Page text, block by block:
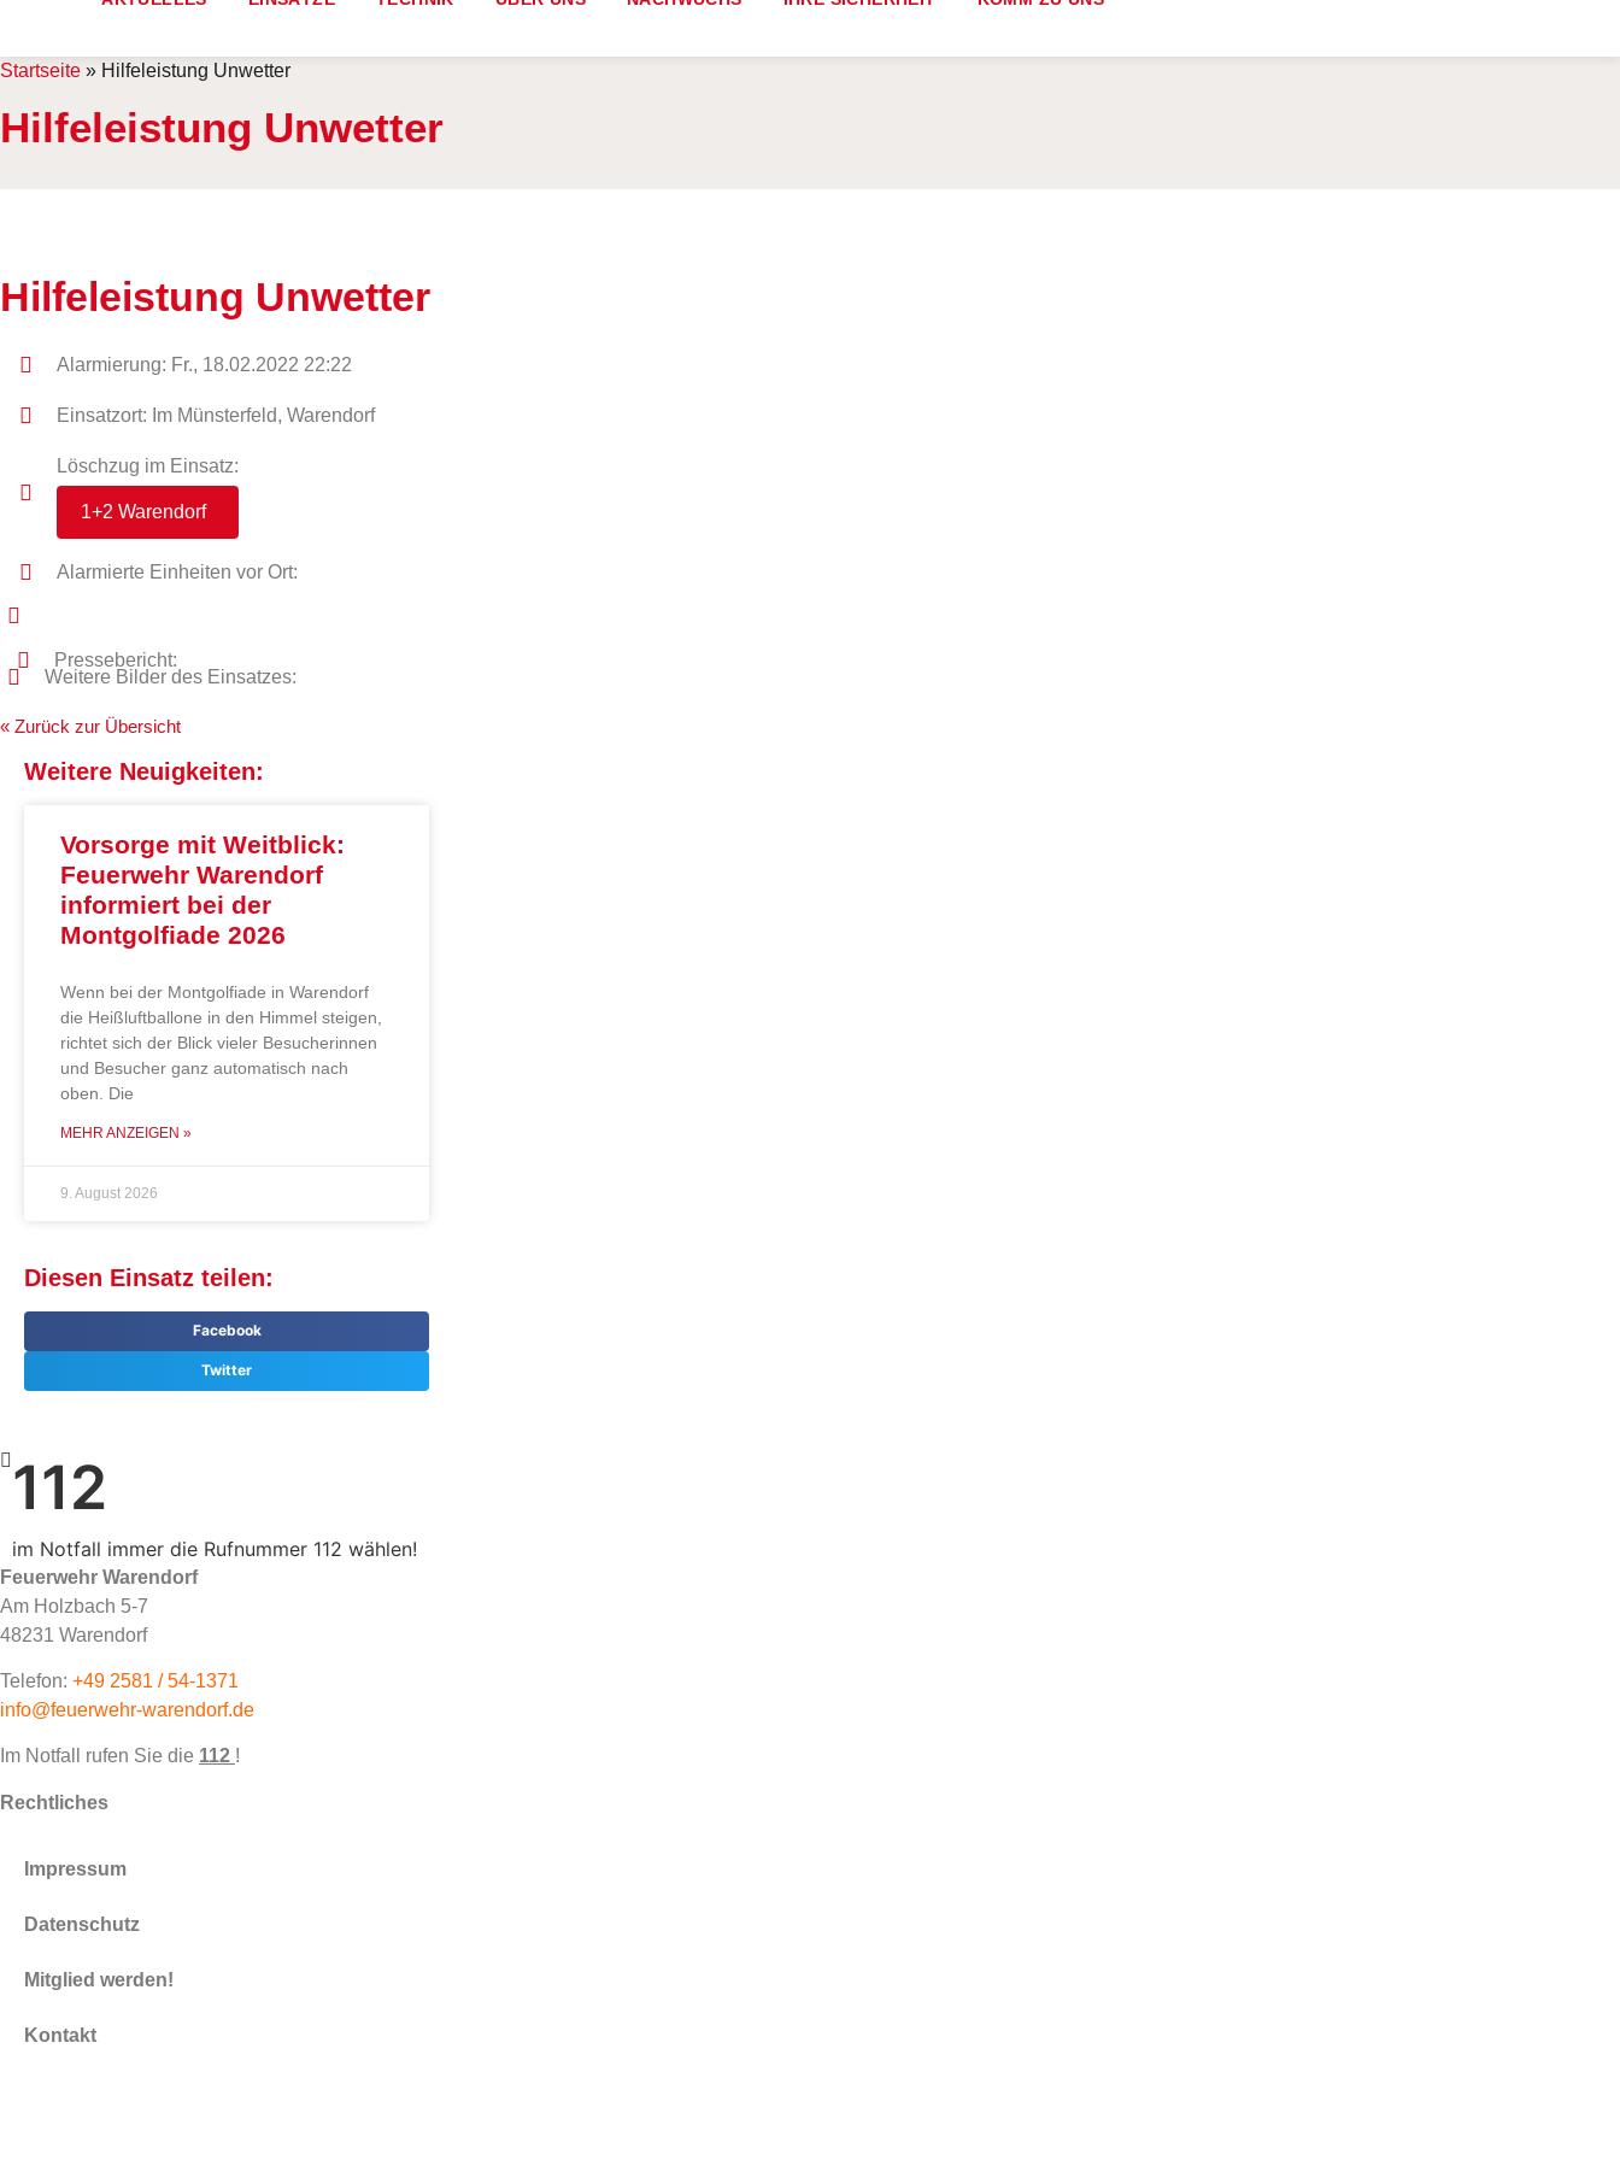
Startseite » Hilfeleistung Unwetter
Hilfeleistung Unwetter
Hilfeleistung Unwetter
Alarmierung: Fr., 18.02.2022 22:22
Einsatzort: Im Münsterfeld, Warendorf
Löschzug im Einsatz:
1+2 Warendorf
Alarmierte Einheiten vor Ort:
Pressebericht:
Weitere Bilder des Einsatzes:
« Zurück zur Übersicht
Weitere Neuigkeiten:
Vorsorge mit Weitblick:
Feuerwehr Warendorf
informiert bei der
Montgolfiade 2026
Wenn bei der Montgolfiade in Warendorf
die Heißluftballone in den Himmel steigen,
richtet sich der Blick vieler Besucherinnen
und Besucher ganz automatisch nach
oben. Die
MEHR ANZEIGEN »
9. August 2026
Diesen Einsatz teilen:
Facebook
Twitter
112
im Notfall immer die Rufnummer 112 wählen!
Feuerwehr Warendorf
Am Holzbach 5-7
48231 Warendorf
Telefon: +49 2581 / 54-1371
info@feuerwehr-warendorf.de
Im Notfall rufen Sie die 112 !
Rechtliches
Impressum
Datenschutz
Mitglied werden!
Kontakt